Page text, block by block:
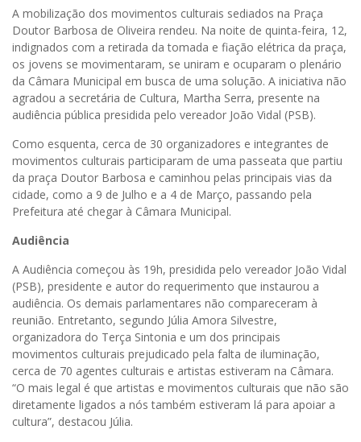
A mobilização dos movimentos culturais sediados na Praça
Doutor Barbosa de Oliveira rendeu. Na noite de quinta-feira, 12,
indignados com a retirada da tomada e fiação elétrica da praça,
os jovens se movimentaram, se uniram e ocuparam o plenário
da Câmara Municipal em busca de uma solução. A iniciativa não
agradou a secretária de Cultura, Martha Serra, presente na
audiência pública presidida pelo vereador João Vidal (PSB).
Como esquenta, cerca de 30 organizadores e integrantes de
movimentos culturais participaram de uma passeata que partiu
da praça Doutor Barbosa e caminhou pelas principais vias da
cidade, como a 9 de Julho e a 4 de Março, passando pela
Prefeitura até chegar à Câmara Municipal.
Audiência
A Audiência começou às 19h, presidida pelo vereador João Vidal
(PSB), presidente e autor do requerimento que instaurou a
audiência. Os demais parlamentares não compareceram à
reunião. Entretanto, segundo Júlia Amora Silvestre,
organizadora do Terça Sintonia e um dos principais
movimentos culturais prejudicado pela falta de iluminação,
cerca de 70 agentes culturais e artistas estiveram na Câmara.
“O mais legal é que artistas e movimentos culturais que não são
diretamente ligados a nós também estiveram lá para apoiar a
cultura”, destacou Júlia.